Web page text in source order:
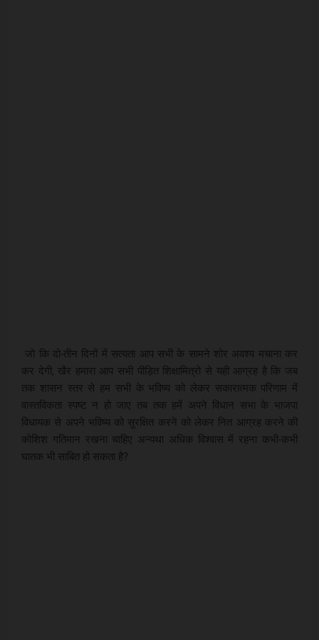
जो कि दो-तीन दिनों में सत्यता आप सभी के सामने शोर अवश्य मचाना कर
कर देगी, खैर हमारा आप सभी पीड़ित शिक्षामित्रो से यही आग्रह है कि जब
तक शासन स्तर से हम सभी के भविष्य को लेकर सकारात्मक परिणाम में
वास्तविकता स्पष्ट न हो जाए तब तक हमें अपने विधान सभा के भाजपा
विधायक से अपने भविष्य को सुरक्षित करने को लेकर नित आग्रह करने की
कोशिश गतिमान रखना चाहिए अन्यथा अधिक विश्वास में रहना कभी-कभी
घातक भी साबित हो सकता है?